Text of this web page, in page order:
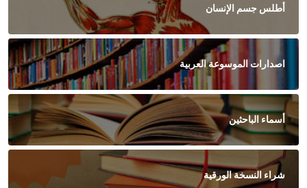
أطلس جسم الإنسان
اصدارات الموسوعة العربية
أسماء الباحثين
شراء النسخة الورقية